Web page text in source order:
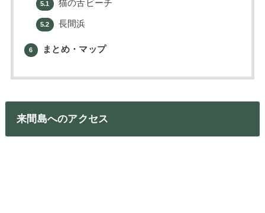
5.1 猫の舌ビーチ
5.2 長間浜
6 まとめ・マップ
来間島へのアクセス